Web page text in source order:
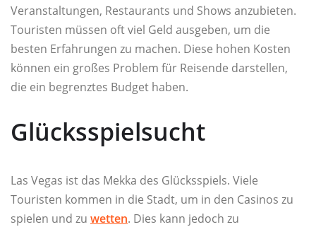
Veranstaltungen, Restaurants und Shows anzubieten.
Touristen müssen oft viel Geld ausgeben, um die
besten Erfahrungen zu machen. Diese hohen Kosten
können ein großes Problem für Reisende darstellen,
die ein begrenztes Budget haben.
Glücksspielsucht
Las Vegas ist das Mekka des Glücksspiels. Viele
Touristen kommen in die Stadt, um in den Casinos zu
spielen und zu wetten. Dies kann jedoch zu